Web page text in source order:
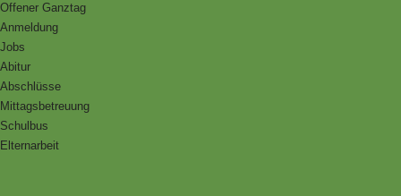
Offener Ganztag
Anmeldung
Jobs
Abitur
Abschlüsse
Mittagsbetreuung
Schulbus
Elternarbeit